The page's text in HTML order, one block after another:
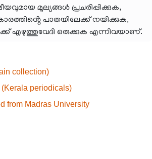
മൂല്യങ്ങൾ പ്രചരിപ്പിക്കുക,
പാതയിലേക്ക് നയിക്കുക,
എഴുത്തുവേദി ഒരുക്കുക എന്നിവയാണ്.
collection)
periodicals)
from Madras University